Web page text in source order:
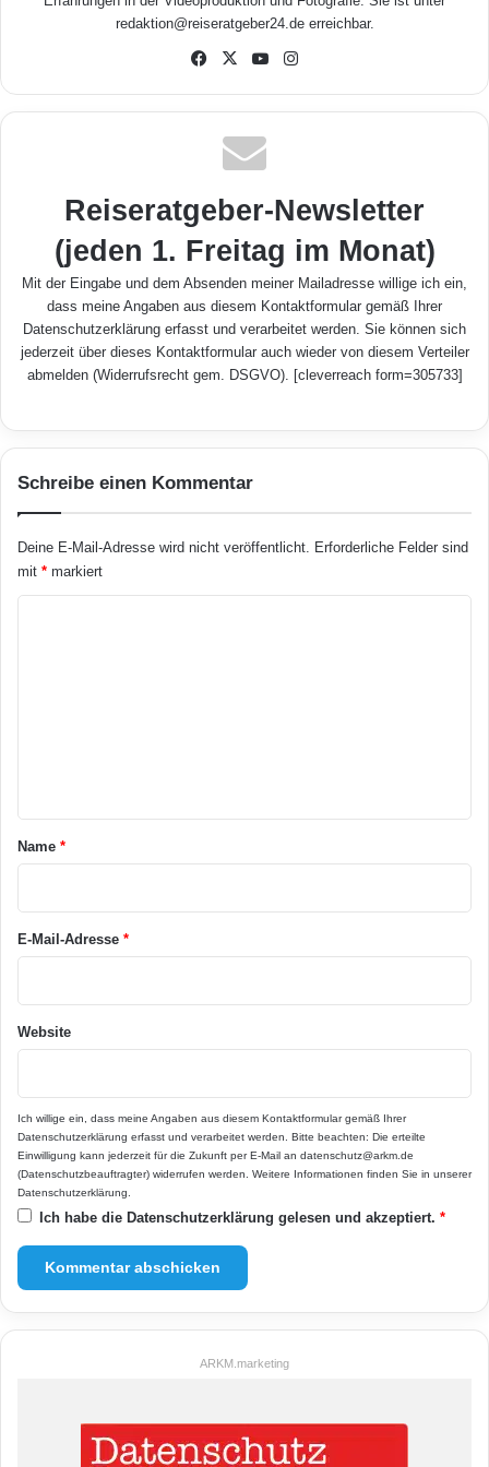
redaktion@reiseratgeber24.de erreichbar.
Fa
ook
X
Yo
be am
Reiseratgeber-Newsletter
(jeden 1. Freitag im Monat)
Mit der Eingabe und dem Absenden meiner Mailadresse willige ich ein,
dass meine Angaben aus diesem Kontaktformular gemäß Ihrer
Datenschutzerklärung erfasst und verarbeitet werden. Sie können sich
jederzeit über dieses Kontaktformular auch wieder von diesem Verteiler
abmelden (Widerrufsrecht gem. DSGVO). [cleverreach form=305733]
Schreibe einen Kommentar
Deine E-Mail-Adresse wird nicht veröffentlicht. Erforderliche Felder sind
mit * markiert
a
r
Name *
E-Mail-Adresse *
Website
Ich willige ein, dass meine Angaben aus diesem Kontaktformular gemäß Ihrer
Datenschutzerklärung erfasst und verarbeitet werden. Bitte beachten: Die erteilte
Einwilligung kann jederzeit für die Zukunft per E-Mail an datenschutz@arkm.de
(Datenschutzbeauftragter) widerrufen werden. Weitere Informationen finden Sie in unserer
Datenschutzerklärung
Ich habe die Datenschutzerklärung gelesen und akzeptiert. *
ARKM.marketing